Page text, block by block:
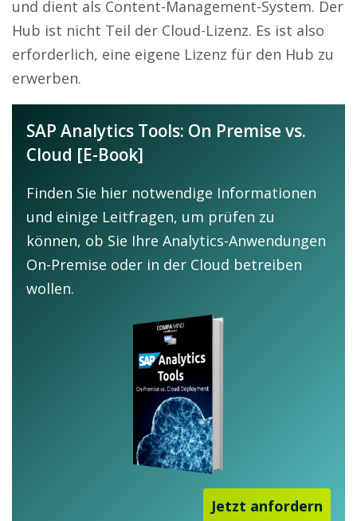
und dient als Content-Management-System. Der
Hub ist nicht Teil der Cloud-Lizenz. Es ist also
erforderlich, eine eigene Lizenz für den Hub zu
erwerben.
SAP Analytics Tools: On Premise vs.
Cloud [E-Book]
Finden Sie hier notwendige Informationen
und einige Leitfragen, um prüfen zu
können, ob Sie Ihre Analytics-Anwendungen
On-Premise oder in der Cloud betreiben
wollen.
Jetzt anfordern